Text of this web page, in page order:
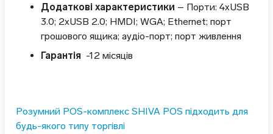
Додаткові характеристики – Порти: 4xUSB
3.0; 2xUSB 2.0; HMDI; WGA; Ethernet; порт
грошового ящика; аудіо-порт; порт живлення
Гарантія -12 місяців
Розумний POS-комплекс SHIVA POS підходить для
будь-якого типу торгівлі